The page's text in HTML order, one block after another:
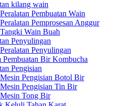
kilang wain
Peralatan Pembuatan Wain
Peralatan Pemprosesan Anggur
Tangki Wain Buah
Penyulingan
Peralatan Penyulingan
Pembuatan Bir Kombucha
Pengisian
Mesin Pengisian Botol Bir
Mesin Pengisian Tin Bir
Mesin Tong Bir